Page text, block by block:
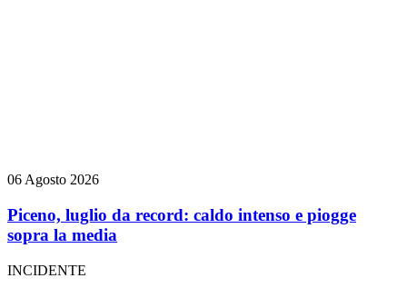
06 Agosto 2026
Piceno, luglio da record: caldo intenso e piogge
sopra la media
INCIDENTE